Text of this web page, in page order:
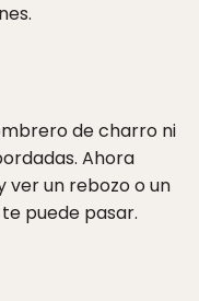
de charro ni
Ahora
ver un rebozo o un
puede pasar.